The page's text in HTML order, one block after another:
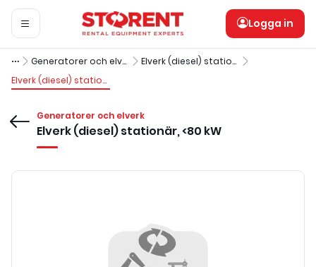
Logga in
Generatorer och elverk
Elverk (diesel) stationära
Elverk (diesel) stationär, <80 kW
Generatorer och elverk
Elverk (diesel) stationär, <80 kW